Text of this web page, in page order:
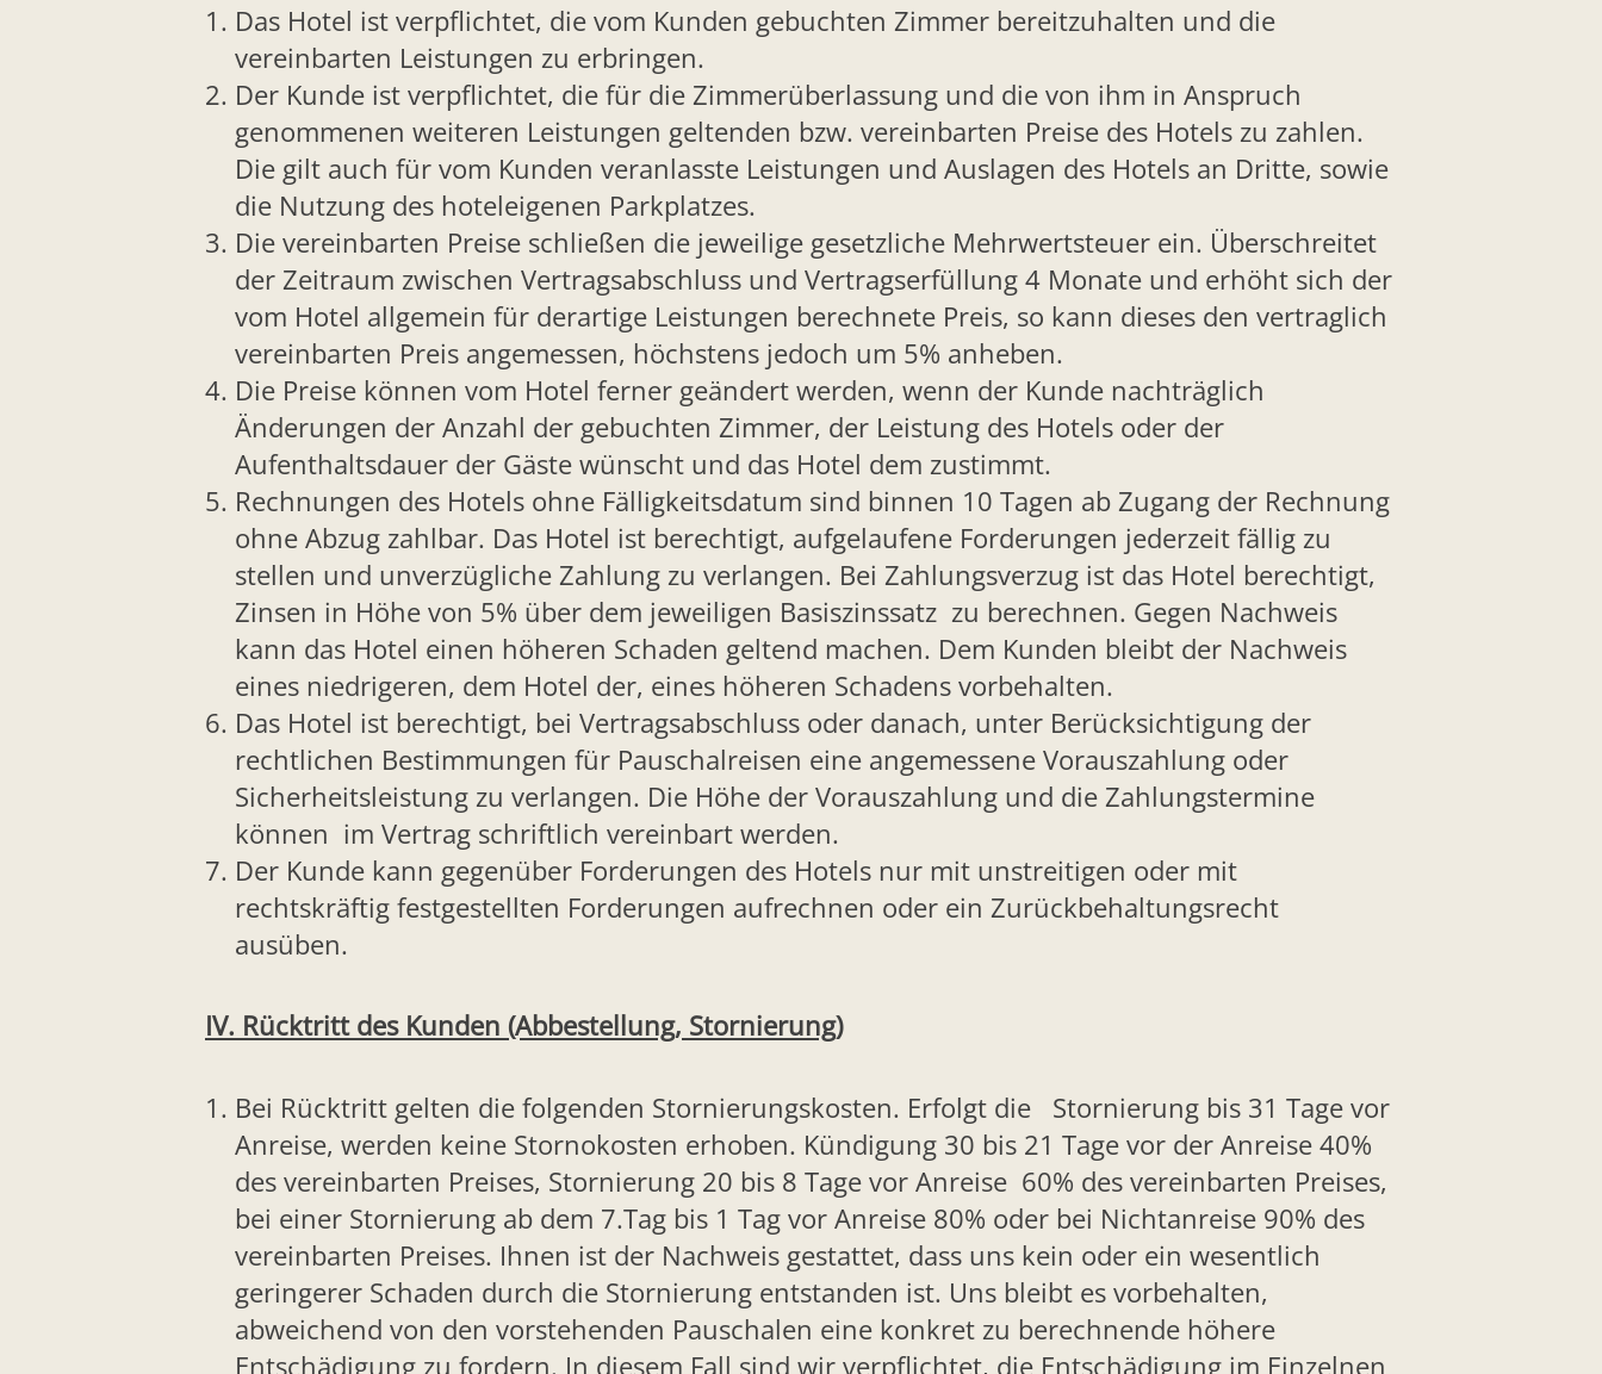
Das Hotel ist verpflichtet, die vom Kunden gebuchten Zimmer bereitzuhalten und die
vereinbarten Leistungen zu erbringen.
Der Kunde ist verpflichtet, die für die Zimmerüberlassung und die von ihm in Anspruch
genommenen weiteren Leistungen geltenden bzw. vereinbarten Preise des Hotels zu zahlen.
Die gilt auch für vom Kunden veranlasste Leistungen und Auslagen des Hotels an Dritte, sowie
die Nutzung des hoteleigenen Parkplatzes.
Die vereinbarten Preise schließen die jeweilige gesetzliche Mehrwertsteuer ein. Überschreitet
der Zeitraum zwischen Vertragsabschluss und Vertragserfüllung 4 Monate und erhöht sich der
vom Hotel allgemein für derartige Leistungen berechnete Preis, so kann dieses den vertraglich
vereinbarten Preis angemessen, höchstens jedoch um 5% anheben.
Die Preise können vom Hotel ferner geändert werden, wenn der Kunde nachträglich
Änderungen der Anzahl der gebuchten Zimmer, der Leistung des Hotels oder der
Aufenthaltsdauer der Gäste wünscht und das Hotel dem zustimmt.
Rechnungen des Hotels ohne Fälligkeitsdatum sind binnen 10 Tagen ab Zugang der Rechnung
ohne Abzug zahlbar. Das Hotel ist berechtigt, aufgelaufene Forderungen jederzeit fällig zu
stellen und unverzügliche Zahlung zu verlangen. Bei Zahlungsverzug ist das Hotel berechtigt,
Zinsen in Höhe von 5% über dem jeweiligen Basiszinssatz zu berechnen. Gegen Nachweis
kann das Hotel einen höheren Schaden geltend machen. Dem Kunden bleibt der Nachweis
eines niedrigeren, dem Hotel der, eines höheren Schadens vorbehalten.
Das Hotel ist berechtigt, bei Vertragsabschluss oder danach, unter Berücksichtigung der
rechtlichen Bestimmungen für Pauschalreisen eine angemessene Vorauszahlung oder
Sicherheitsleistung zu verlangen. Die Höhe der Vorauszahlung und die Zahlungstermine
können im Vertrag schriftlich vereinbart werden.
Der Kunde kann gegenüber Forderungen des Hotels nur mit unstreitigen oder mit
rechtskräftig festgestellten Forderungen aufrechnen oder ein Zurückbehaltungsrecht
ausüben.
IV. Rücktritt des Kunden (Abbestellung, Stornierung)
Bei Rücktritt gelten die folgenden Stornierungskosten. Erfolgt die Stornierung bis 31 Tage vor
Anreise, werden keine Stornokosten erhoben. Kündigung 30 bis 21 Tage vor der Anreise 40%
des vereinbarten Preises, Stornierung 20 bis 8 Tage vor Anreise 60% des vereinbarten Preises,
bei einer Stornierung ab dem 7.Tag bis 1 Tag vor Anreise 80% oder bei Nichtanreise 90% des
vereinbarten Preises. Ihnen ist der Nachweis gestattet, dass uns kein oder ein wesentlich
geringerer Schaden durch die Stornierung entstanden ist. Uns bleibt es vorbehalten,
abweichend von den vorstehenden Pauschalen eine konkret zu berechnende höhere
Entschädigung zu fordern. In diesem Fall sind wir verpflichtet, die Entschädigung im Einzelnen